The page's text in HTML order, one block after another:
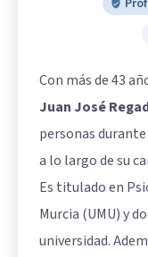
Con más de 43
Juan José
personas
a lo largo de su
Es titulado en
Murcia (UMU) y
universidad.